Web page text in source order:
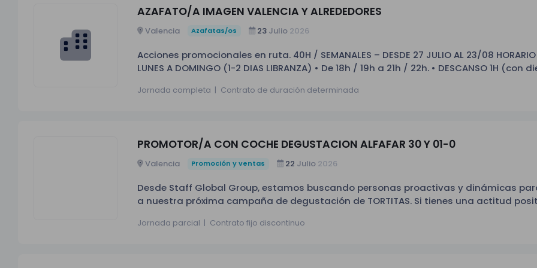
durante toda la campaña
AZAFATO/A IMAGEN VALENCIA Y ALREDEDORES
Valencia Azafatas/os 23 Julio 2026
Acciones promocionales en ruta. 40H / SEMANALES – DESDE 27 JULIO AL 23/08 HORARIO
LUNES A DOMINGO (1-2 DIAS LIBRANZA) • De 18h / 19h a 21h / 22h. • DESCANSO 1H (con
Jornada completa | Contrato de duración determinada
PROMOTOR/A CON COCHE DEGUSTACION ALFAFAR 30 Y 01-0
Valencia Promoción y ventas 22 Julio 2026
Desde Staff Global Group, estamos buscando personas proactivas y dinámicas
a nuestra próxima campaña de degustación de TORTITAS. Si tienes una actitud
la campaña: Serás el/la embajador/a de un delicioso producto, las TORTITAS,
Jornada parcial | Contrato fijo discontinuo